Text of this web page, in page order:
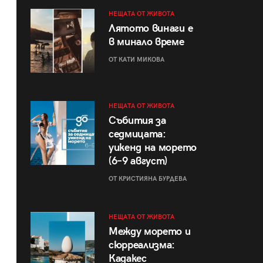
НЕЩАТА ОТ ЖИВОТА
Лятото винаги е
в минало време
ОТ КАТИ МИКОВА
НЕЩАТА ОТ ЖИВОТА
Събития за
седмицата:
уикенд на морето
(6–9 август)
ОТ КРИСТИЯНА БУРДЕВА
НЕЩАТА ОТ ЖИВОТА
Между морето и
сюрреализма:
Кадакес